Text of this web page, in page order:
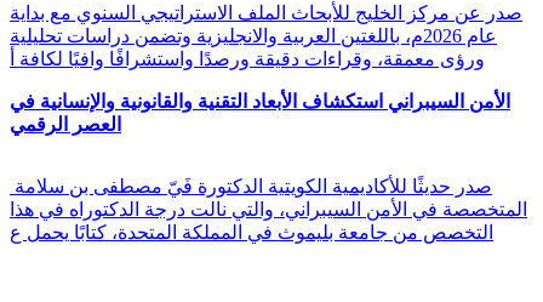
صدر عن مركز الخليج للأبحاث الملف الاستراتيجي السنوي مع بداية
عام 2026م، باللغتين العربية والانجليزية وتضمن دراسات تحليلية
ورؤى معمقة، وقراءات دقيقة ورصدًا واستشرافًا وافيًا لكافة أ
الأمن السيبراني استكشاف الأبعاد التقنية والقانونية والإنسانية في
العصر الرقمي
المتخصصة في الأمن السيبراني، والتي نالت درجة الدكتوراه في هذا
التخصص من جامعة بليموث في المملكة المتحدة، كتابًا يحمل ع